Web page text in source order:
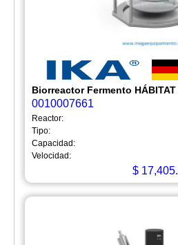
Biorreactor Fermento HÁBITAT
0010007661
Reactor:
Tipo:
Capacidad:
Velocidad:
$